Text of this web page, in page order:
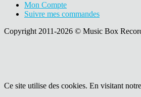
Mon Compte
Suivre mes commandes
Copyright 2011-2026 © Music Box
Ce site utilise des cookies. En visitant